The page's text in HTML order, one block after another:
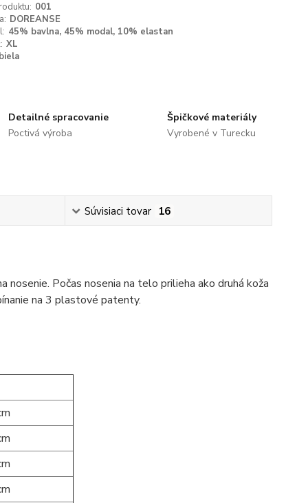
001
DOREANSE
45% bavlna, 45% modal, 10% elastan
XL
biela
Detailné spracovanie
Poctivá výroba
Špičkové materiály
Vyrobené v Turecku
Súvisiaci tovar 16
Počas nosenia na telo prilieha ako druhá koža
na 3 plastové patenty.